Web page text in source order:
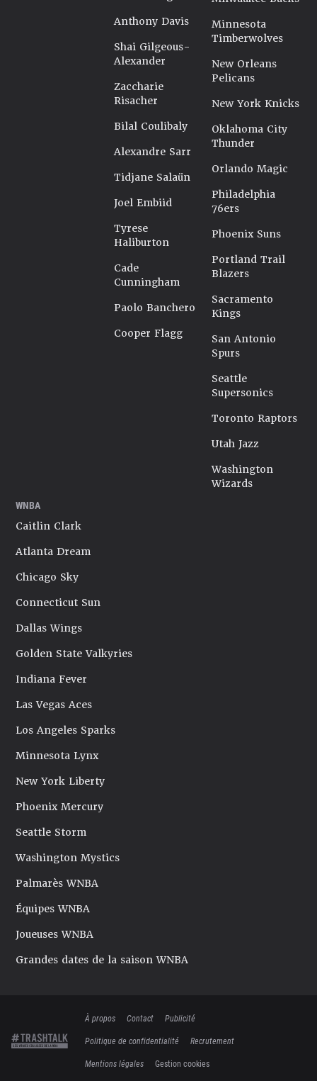
Anthony Davis
Shai Gilgeous-
Alexander
Zaccharie
Risacher
Bilal Coulibaly
Alexandre Sarr
Tidjane Salaün
Joel Embiid
Tyrese
Haliburton
Cade
Cunningham
Paolo Banchero
Cooper Flagg
Minnesota
Timberwolves
New Orleans
Pelicans
New York Knicks
Oklahoma City
Thunder
Orlando Magic
Philadelphia
76ers
Phoenix Suns
Portland Trail
Blazers
Sacramento
Kings
San Antonio
Spurs
Seattle
Supersonics
Toronto Raptors
Utah Jazz
Washington
Wizards
WNBA
Caitlin Clark
Atlanta Dream
Chicago Sky
Connecticut Sun
Dallas Wings
Golden State Valkyries
Indiana Fever
Las Vegas Aces
Los Angeles Sparks
Minnesota Lynx
New York Liberty
Phoenix Mercury
Seattle Storm
Washington Mystics
Palmarès WNBA
Équipes WNBA
Joueuses WNBA
Grandes dates de la saison WNBA
À propos Contact
Publicité
Politique de confidentialité
Recrutement
Mentions légales
Gestion cookies